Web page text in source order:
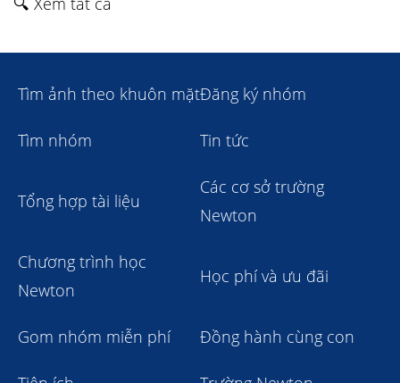
Tìm ảnh theo khuôn mặtĐăng ký nhóm
Tìm nhóm Tin tức
Tổng hợp tài liệu
Các cơ sở trường
Newton
Chương trình học
Newton
Học phí và ưu đãi
Gom nhóm miễn phí Đồng hành cùng con